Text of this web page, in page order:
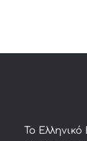
To